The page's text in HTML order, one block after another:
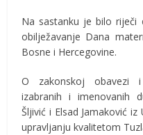
Na sastanku je bilo riječi
obilježavanje Dana
Bosne i Hercegovine.
O zakonskoj obavezi i
izabranih i imenovanih
Šljivić i Elsad Jamaković
upravljanju kvalitetom